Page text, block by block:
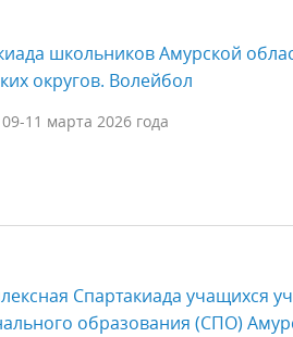
школьников Амурской
округов. Волейбол
11 марта 2026 года
Спартакиада учащихся
образования (СПО)